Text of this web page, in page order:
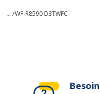
... /WF-R8590 D3TWFC